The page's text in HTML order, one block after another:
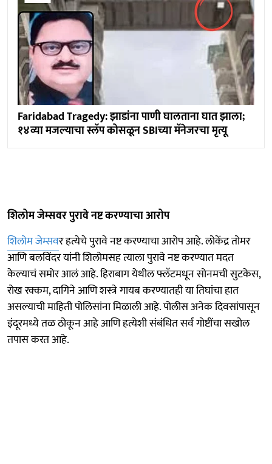
Faridabad Tragedy: झाडांना पाणी घालताना घात झाला;
१४व्या मजल्याचा स्लॅप कोसळून SBIच्या मॅनेजरचा मृत्यू
शिलोम जेम्सवर पुरावे नष्ट करण्याचा आरोप
शिलोम जेम्सवर हत्येचे पुरावे नष्ट करण्याचा आरोप आहे. लोकेंद्र तोमर
आणि बलविंदर यांनी शिलोमसह त्याला पुरावे नष्ट करण्यात मदत
केल्याचं समोर आलं आहे. हिराबाग येथील फ्लॅटमधून सोनमची सुटकेस,
रोख रक्कम, दागिने आणि शस्त्रे गायब करण्यातही या तिघांचा हात
असल्याची माहिती पोलिसांना मिळाली आहे. पोलीस अनेक दिवसांपासून
इंदूरमध्ये तळ ठोकून आहे आणि हत्येशी संबंधित सर्व गोष्टींचा सखोल
तपास करत आहे.